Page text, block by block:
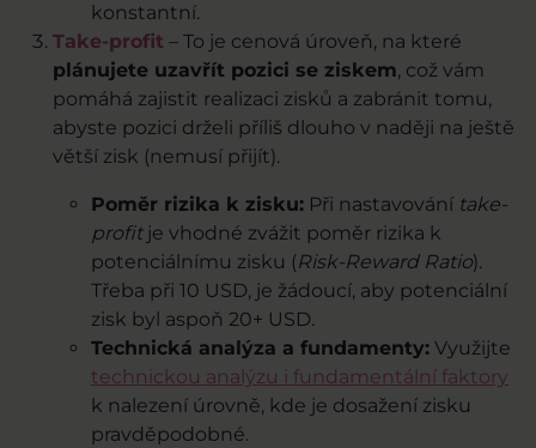
konstantní.
Take-profit – To je cenová úroveň, na které
plánujete uzavřít pozici se ziskem, což vám
pomáhá zajistit realizaci zisků a zabránit tomu,
abyste pozici drželi příliš dlouho v naději na ještě
větší zisk (nemusí přijít).
Poměr rizika k zisku: Při nastavování take-
profitje vhodné zvážit poměr rizika k
potenciálnímu zisku (Risk-Reward Ratio).
Třeba při 10 USD, je žádoucí, aby potenciální
zisk byl aspoň 20+ USD.
Technická analýza a fundamenty: Využijte
technickou analýzu i fundamentální faktory
k nalezení úrovně, kde je dosažení zisku
pravděpodobné.